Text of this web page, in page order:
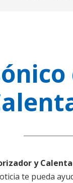
y
te pueda